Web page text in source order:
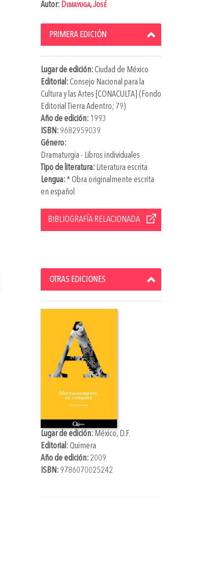
Autor: Dimayuga, José
PRIMERA EDICIÓN
Lugar de edición:Ciudad de México
Editorial:Consejo Nacional para la
Cultura y las Artes [CONACULTA] (Fondo
Editorial Tierra Adentro; 79)
Año de edición:1993
ISBN: 9682959039
Género:
Dramaturgia - Libros individuales
Tipo de literatura:Literatura escrita
Lengua:* Obra originalmente escrita
en español
BIBLIOGRAFÍA RELACIONADA
OTRAS EDICIONES
Lugar de edición: México, D.F.
Editorial:Quimera
Año de edición:2009
ISBN: 9786070025242